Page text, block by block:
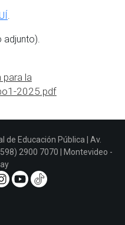
.
adjunto).
para la
2025.pdf
Educación Pública | Av.
2900 7070 | Montevideo -